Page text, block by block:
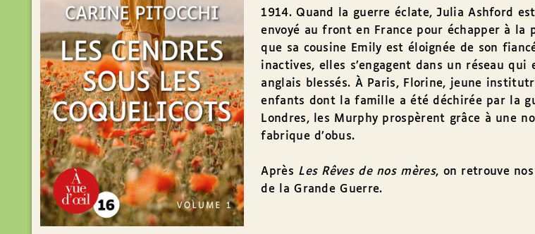
1914. Quand la guerre éclate, Julia Ashford
envoyé au front en France pour échapper à la
que sa cousine Emily est éloignée de son
inactives, elles s’engagent dans un réseau
anglais blessés. À Paris, Florine, jeune
enfants dont la famille a été déchirée par la
Londres, les Murphy prospèrent grâce à une
fabrique d’obus.
Après Les Rêves de nos mères, on retrouve
de la Grande Guerre.